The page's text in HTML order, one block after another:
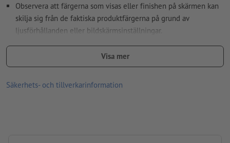
Observera att färgerna som visas eller finishen på skärmen kan
skilja sig från de faktiska produktfärgerna på grund av
ljusförhållanden eller bildskärmsinställningar.
Material: Gummi, Metall
storlek: 14,5 x ø 0,8 cm
Bearbetning: Lasergravyr
Visa mer
Säkerhets- och tillverkarinformation